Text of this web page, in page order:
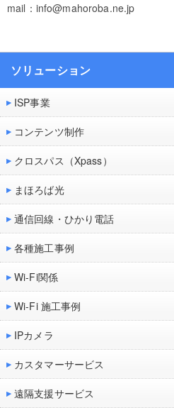
mail：info@mahoroba.ne.jp
ソリューション
ISP事業
コンテンツ制作
クロスパス（Xpass）
まほろば光
通信回線・ひかり電話
各種施工事例
Wi-Fi関係
Wi-Fi 施工事例
IPカメラ
カスタマーサービス
遠隔支援サービス